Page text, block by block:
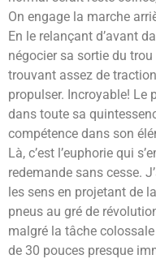
On engage la marche
En le relançant d’avant
négocier sa sortie du
trouvant assez de
propulser. Incroyable! Le
dans toute sa
compétence dans son
Là, c’est l’euphorie qui
redemande sans cesse.
les sens en projetant de
pneus au gré de
malgré la tâche
de 30 pouces presque